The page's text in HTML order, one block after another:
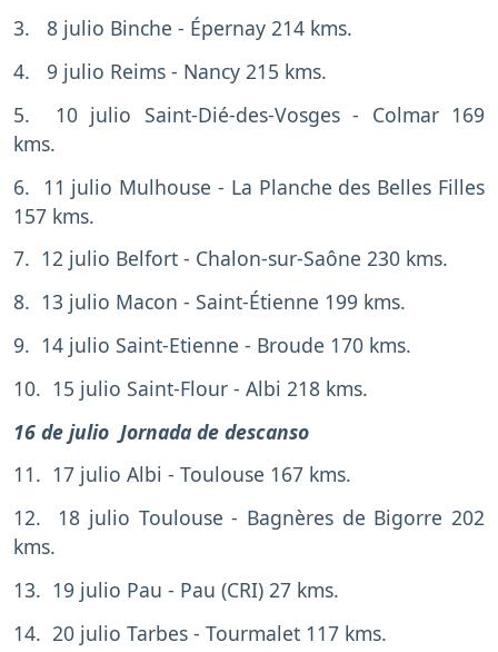
3. 8 julio Binche - Épernay 214 kms.
4. 9 julio Reims - Nancy 215 kms.
5. 10 julio Saint-Dié-des-Vosges - Colmar 169
kms.
6. 11 julio Mulhouse - La Planche des Belles Filles
157 kms.
7. 12 julio Belfort - Chalon-sur-Saône 230 kms.
8. 13 julio Macon - Saint-Étienne 199 kms.
9. 14 julio Saint-Etienne - Broude 170 kms.
10. 15 julio Saint-Flour - Albi 218 kms.
16 de julio Jornada de descanso
11. 17 julio Albi - Toulouse 167 kms.
12. 18 julio Toulouse - Bagnères de Bigorre 202
kms.
13. 19 julio Pau - Pau (CRI) 27 kms.
14. 20 julio Tarbes - Tourmalet 117 kms.